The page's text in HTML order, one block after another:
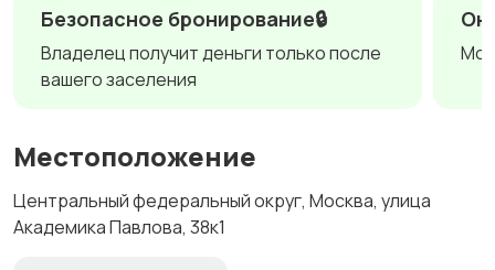
Безопасное бронирование🔒
Владелец получит деньги только после
вашего заселения
Местоположение
Центральный федеральный округ, Москва, улица
Академика Павлова, 38к1